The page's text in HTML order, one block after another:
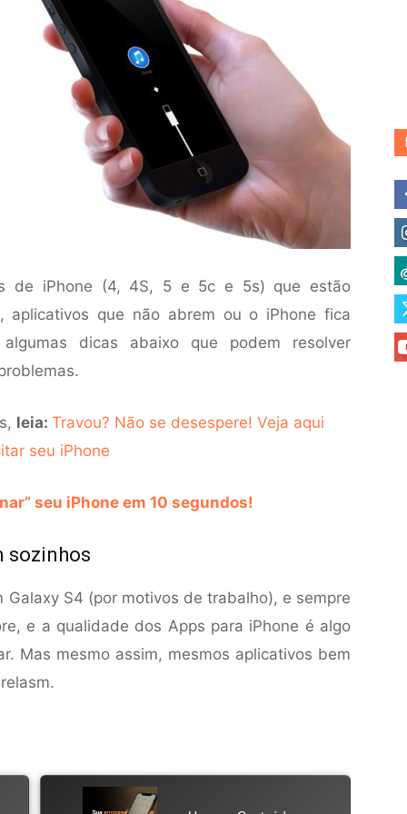
de iPhone (4, 4S, 5 e 5c e 5s) que estão
aplicativos que não abrem ou o iPhone fica
dicas abaixo que podem resolver
leia: Travou? Não se desespere! Veja aqui
seu iPhone
seu iPhone em 10 segundos!
sozinhos
S4 (por motivos de trabalho), e sempre
e a qualidade dos Apps para iPhone é algo
Mas mesmo assim, mesmos aplicativos bem